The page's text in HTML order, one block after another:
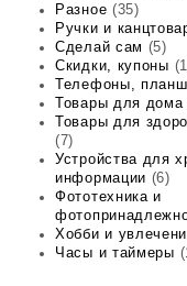
Разное (35)
Ручки и
Сделай сам (5)
Скидки, купоны
Телефоны,
Товары для дома
Товары для
(7)
Устройства для
информации (6)
Фототехника и
Хобби и
Часы и таймеры